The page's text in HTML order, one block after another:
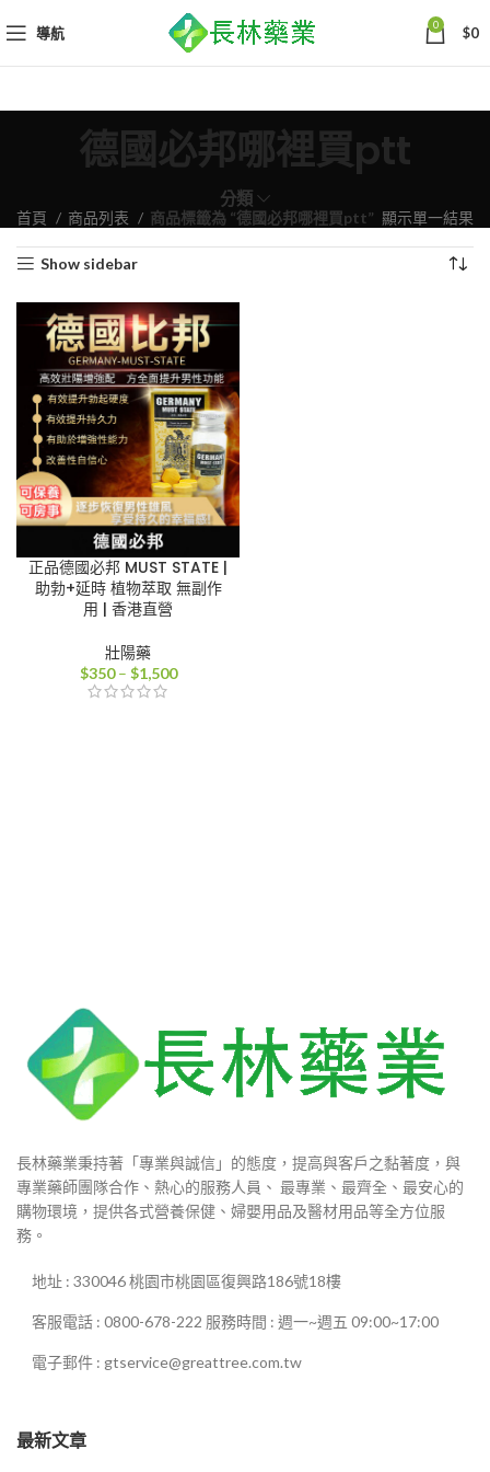
導航 0 $0
德國必邦哪裡買ptt
分類
首頁 商品列表 商品標籤為 “德國必邦哪裡買ptt” 顯示單一結果
Show sidebar
正品德國必邦 MUST STATE |
助勃+延時 植物萃取 無副作
用 | 香港直營
壯陽藥
$350 – $1,500價
長林藥業秉持著「專業與誠信」的態度，提高與客戶之黏著度，與
專業藥師團隊合作、熱心的服務人員、 最專業、最齊全、最安心的
購物環境，提供各式營養保健、婦嬰用品及醫材用品等全方位服
務。
地址 : 330046 桃園市桃園區復興路186號18樓
客服電話 : 0800-678-222 服務時間 : 週一~週五 09:00~17:00
電子郵件 : gtservice@greattree.com.tw
最新文章